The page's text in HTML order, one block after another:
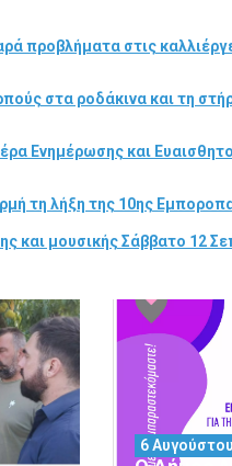
προβλήματα στις
στα ροδάκινα και τη
Ενημέρωσης και
τη λήξη της 10ης
και μουσικής Σάββατο 12
6